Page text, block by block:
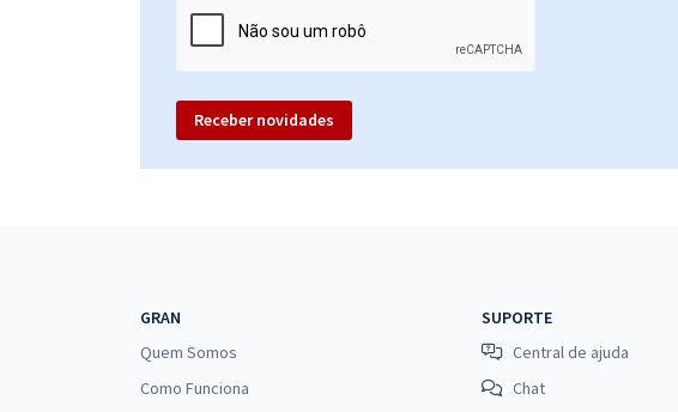
Receber novidades
GRAN
Quem Somos
Como Funciona
SUPORTE
Central de ajuda
Chat